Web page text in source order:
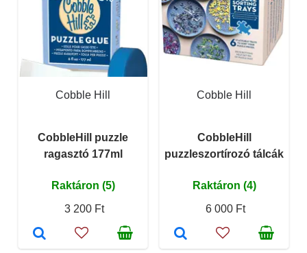
Cobble Hill
CobbleHill puzzle
ragasztó 177ml
Raktáron (5)
3 200 Ft
Cobble Hill
CobbleHill
puzzleszortírozó tálcák
Raktáron (4)
6 000 Ft